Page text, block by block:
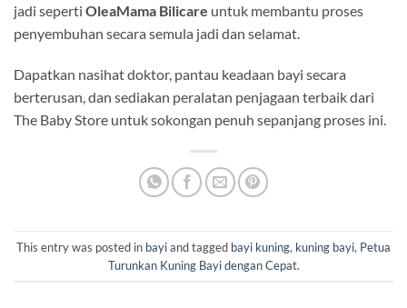
jadi seperti OleaMama Bilicare untuk membantu proses
penyembuhan secara semula jadi dan selamat.
Dapatkan nasihat doktor, pantau keadaan bayi secara
berterusan, dan sediakan peralatan penjagaan terbaik dari
The Baby Store untuk sokongan penuh sepanjang proses ini.
This entry was posted in bayiand tagged bayi kuning, kuning bayi, Petua
Turunkan Kuning Bayi dengan Cepat.